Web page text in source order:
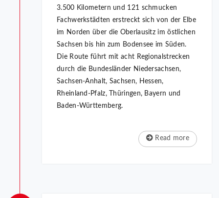
3.500 Kilometern und 121 schmucken
Fachwerkstädten erstreckt sich von der Elbe
im Norden über die Oberlausitz im östlichen
Sachsen bis hin zum Bodensee im Süden.
Die Route führt mit acht Regionalstrecken
durch die Bundesländer Niedersachsen,
Sachsen-Anhalt, Sachsen, Hessen,
Rheinland-Pfalz, Thüringen, Bayern und
Baden-Württemberg.
Read more